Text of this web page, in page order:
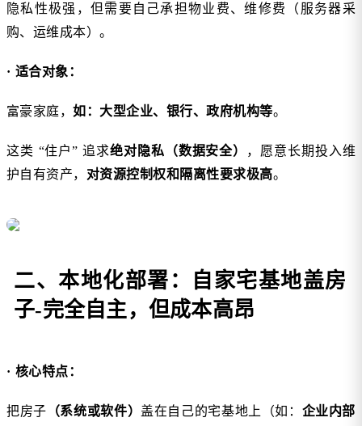
隐私性极强，但需要自己承担物业费、维修费（服务器采
购、运维成本）。
· 适合对象：
富豪家庭，如：大型企业、银行、政府机构等。
这类 “住户” 追求绝对隐私（数据安全）
，愿意长期投入维
护自有资产， 对资源控制权和隔离性要求极高。
二、本地化部署：自家宅基地盖房
子-完全自主，但成本高昂
· 核心特点：
把房子 （系统或软件） 盖在自己的宅基地上（如： 企业内部